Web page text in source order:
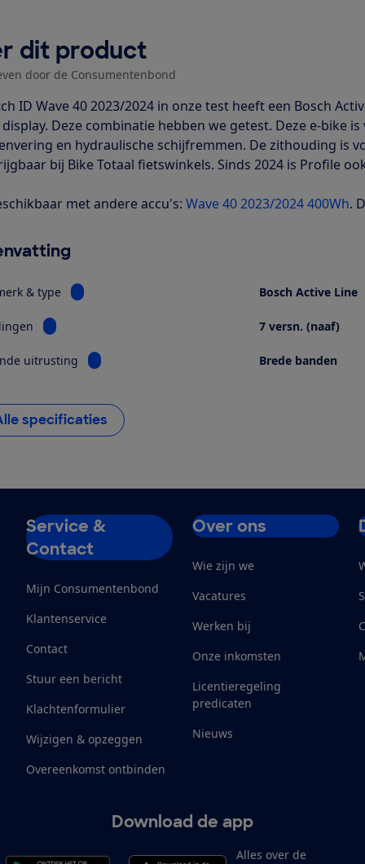
dit product
door de Consumentenbond
ID Wave 40 2023/2024 in onze test heeft een Bosch
Deze combinatie hebben we getest. Deze e-bike
en hydraulische schijfremmen. De zithouding is
bij Bike Totaal fietswinkels. Sinds 2024 is Profile
met andere accu's: Wave 40 2023/2024 400Wh.
& type Bekijk informatie voor Motor, merk & typeBosch Active Line
Bekijk informatie voor Versnellingen 7 versn. (naaf)
uitrusting Bekijk informatie voor Opvallende uitrusting
Brede banden
specificaties
Service &
Contact
Mijn Consumentenbond
Klantenservice
Contact
Stuur een bericht
Klachtenformulier
Wijzigen & opzeggen
Overeenkomst ontbinden
Over ons
Wie zijn we
Vacatures
Werken bij
Onze inkomsten
Licentieregeling
predicaten
Nieuws
Download de app
Alles over de